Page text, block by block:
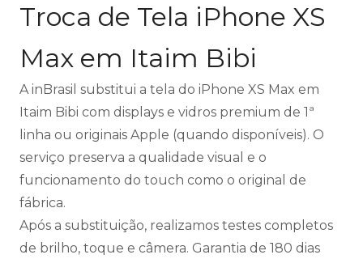
Troca de Tela iPhone XS
Max em Itaim Bibi
A inBrasil substitui a tela do iPhone XS Max em
Itaim Bibi com displays e vidros premium de 1ª
linha ou originais Apple (quando disponíveis). O
serviço preserva a qualidade visual e o
funcionamento do touch como o original de
fábrica.
Após a substituição, realizamos testes completos
de brilho, toque e câmera. Garantia de 180 dias